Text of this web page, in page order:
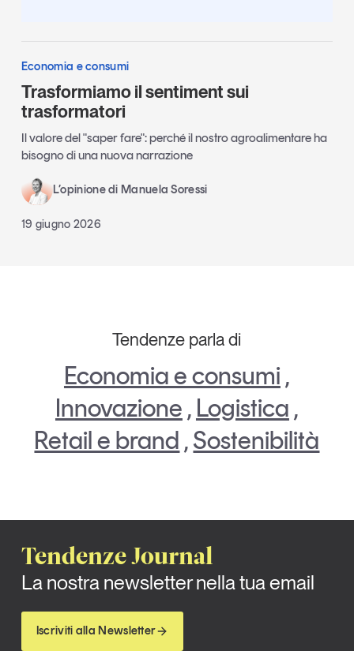
Economia e consumi
Trasformiamo il sentiment sui
trasformatori
Il valore del "saper fare": perché il nostro agroalimentare ha
bisogno di una nuova narrazione
L’opinione di Manuela Soressi
19 giugno 2026
Tendenze parla di
Economia e consumi ,
Innovazione , Logistica ,
Retail e brand ,Sostenibilità
Tendenze Journal
La nostra newsletter nella tua email
Iscriviti alla Newsletter